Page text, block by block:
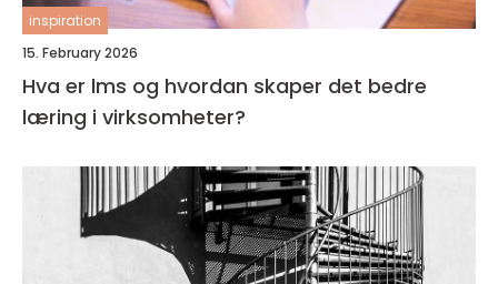
inspiration
15. February 2026
Hva er lms og hvordan skaper det bedre
læring i virksomheter?